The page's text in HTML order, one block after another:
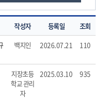
작성자 등록일
조회
백지인 2026.07.21 110
지장초등
학교 관리
자
2025.03.10 935